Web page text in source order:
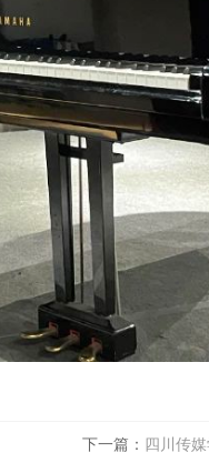
下一篇： 四川传